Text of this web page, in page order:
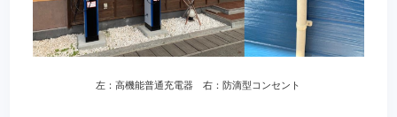
左：高機能普通充電器 右：防滴型コンセント